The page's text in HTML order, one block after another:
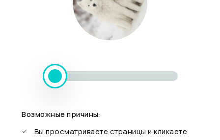
Возможные причины:
Вы просматриваете страницы и кликаете